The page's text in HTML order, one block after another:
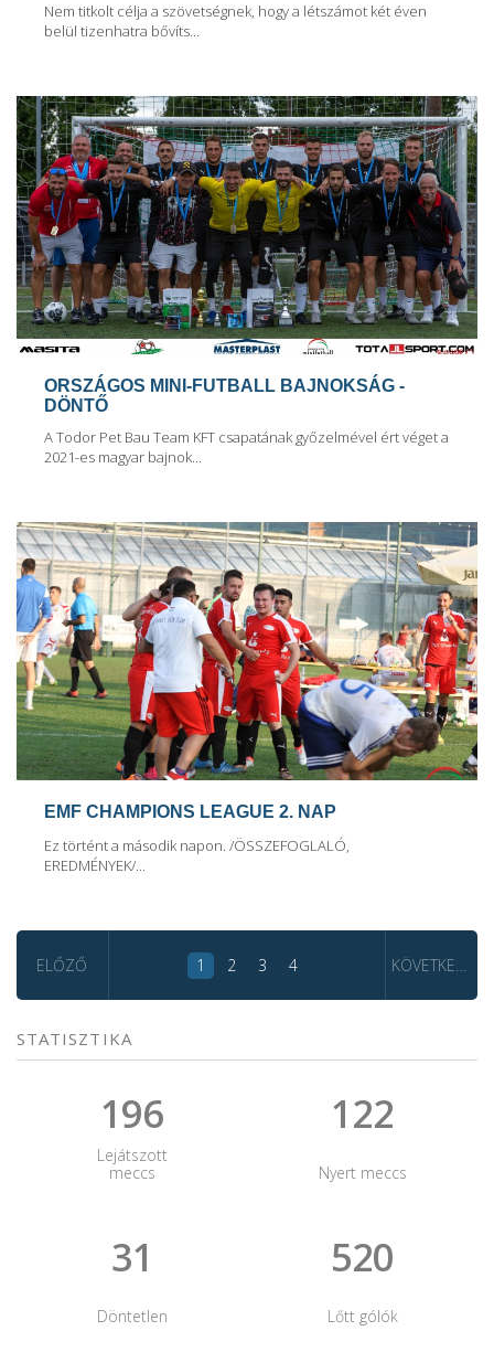
Nem titkolt célja a szövetségnek, hogy a létszámot két éven
belül tizenhatra bővíts...
ORSZÁGOS MINI-FUTBALL BAJNOKSÁG -
DÖNTŐ
A Todor Pet Bau Team KFT csapatának győzelmével ért véget a
2021-es magyar bajnok...
EMF CHAMPIONS LEAGUE 2. NAP
Ez történt a második napon. /ÖSSZEFOGLALÓ,
EREDMÉNYEK/...
ELŐZŐ 1 2 3 4 KÖVETKEZŐ
STATISZTIKA
196
Lejátszott
meccs
122
Nyert meccs
31
Döntetlen
520
Lőtt gólók